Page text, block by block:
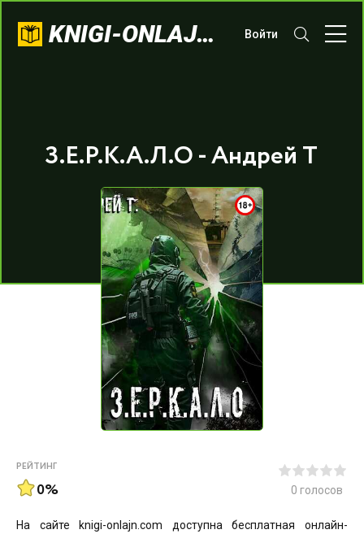
KNIGI-ONLAJN.COM Войти
З.Е.Р.К.А.Л.О - Андрей Т
РЕЙТИНГ
0% 0 голосов
На сайте knigi-onlajn.com доступна бесплатная онлайн-